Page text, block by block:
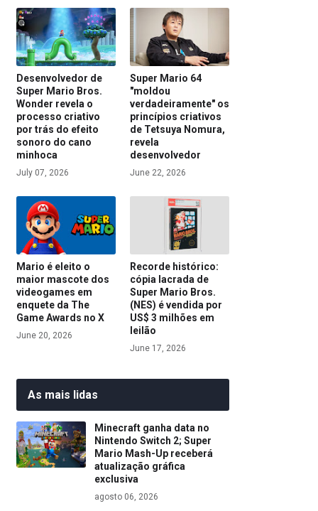
Desenvolvedor de
Super Mario Bros.
Wonder revela o
processo criativo
por trás do efeito
sonoro do cano
minhoca
July 07, 2026
Super Mario 64
"moldou
verdadeiramente" os
princípios criativos
de Tetsuya Nomura,
revela
desenvolvedor
June 22, 2026
Mario é eleito o
maior mascote dos
videogames em
enquete da The
Game Awards no X
June 20, 2026
Recorde histórico:
cópia lacrada de
Super Mario Bros.
(NES) é vendida por
US$ 3 milhões em
leilão
June 17, 2026
As mais lidas
Minecraft ganha data no
Nintendo Switch 2; Super
Mario Mash-Up receberá
atualização gráfica
exclusiva
agosto 06, 2026